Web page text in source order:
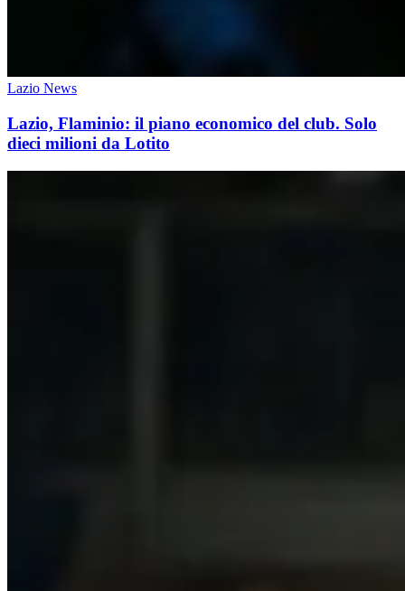
Lazio News
Lazio, Flaminio: il piano economico del club. Solo
dieci milioni da Lotito